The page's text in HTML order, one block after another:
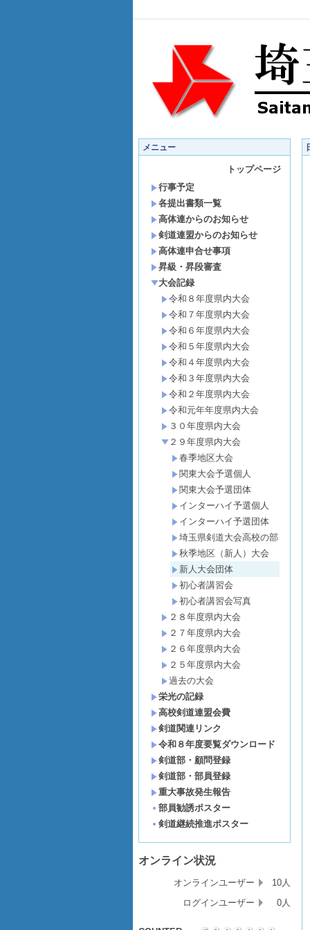
メニュー
トップページ
行事予定
各提出書類一覧
高体連からのお知らせ
剣道連盟からのお知らせ
高体連申合せ事項
昇級・昇段審査
大会記録
令和８年度県内大会
令和７年度県内大会
令和６年度県内大会
令和５年度県内大会
令和４年度県内大会
令和３年度県内大会
令和２年度県内大会
令和元年年度県内大会
３０年度県内大会
２９年度県内大会
春季地区大会
関東大会予選個人
関東大会予選団体
インターハイ予選個人
インターハイ予選団体
埼玉県剣道大会高校の部
秋季地区（新人）大会
新人大会団体
初心者講習会
初心者講習会写真
２８年度県内大会
２７年度県内大会
２６年度県内大会
２５年度県内大会
過去の大会
栄光の記録
高校剣道連盟会費
剣道関連リンク
令和８年度要覧ダウンロード
剣道部・顧問登録
剣道部・部員登録
重大事故発生報告
部員勧誘ポスター
剣道継続推進ポスター
オンライン状況
オンラインユーザー
10人
ログインユーザー
0人